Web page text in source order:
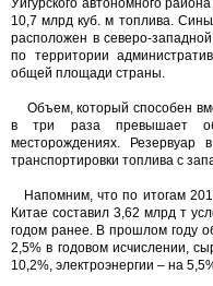
Уйгурского автономного
10,7 млрд куб. м топлива.
расположен в северо-
по территории
общей площади страны.
Объем, который способен
в три раза превышает
месторождениях. Резервуар
транспортировки топлива с
Напомним, что по итогам
Китае составил 3,62 млрд т
годом ранее. В прошлом году
2,5% в годовом исчислении,
10,2%, электроэнергии – на